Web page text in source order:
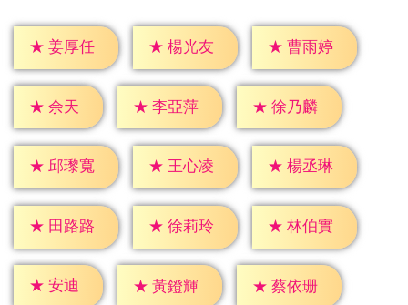
★ 姜厚任 ★ 楊光友 ★ 曹雨婷
★ 余天 ★ 李亞萍 ★ 徐乃麟
★ 邱瓈寬 ★ 王心凌 ★ 楊丞琳
★ 田路路 ★ 徐莉玲 ★ 林伯實
★ 安迪 ★ 黃鐙輝 ★ 蔡依珊